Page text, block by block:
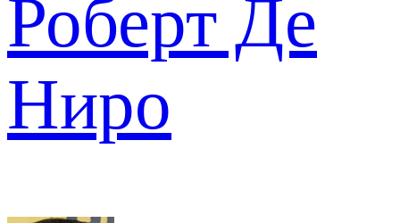
Роберт Де
Ниро